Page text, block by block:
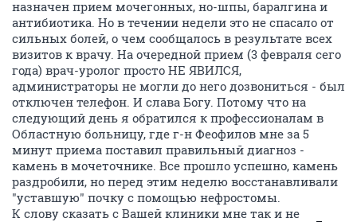
назначен прием мочегонных, но-шпы, баралгина и
антибиотика. Но в течении недели это не спасало от
сильных болей, о чем сообщалось в результате всех
визитов к врачу. На очередной прием (3 февраля сего
года) врач-уролог просто НЕ ЯВИЛСЯ,
администраторы не могли до него дозвониться - был
отключен телефон. И слава Богу. Потому что на
следующий день я обратился к профессионалам в
Областную больницу, где г-н Феофилов мне за 5
минут приема поставил правильный диагноз -
камень в мочеточнике. Все прошло успешно, камень
раздробили, но перед этим неделю восстанавливали
"уставшую" почку с помощью нефростомы.
К слову сказать с Вашей клиники мне так и не